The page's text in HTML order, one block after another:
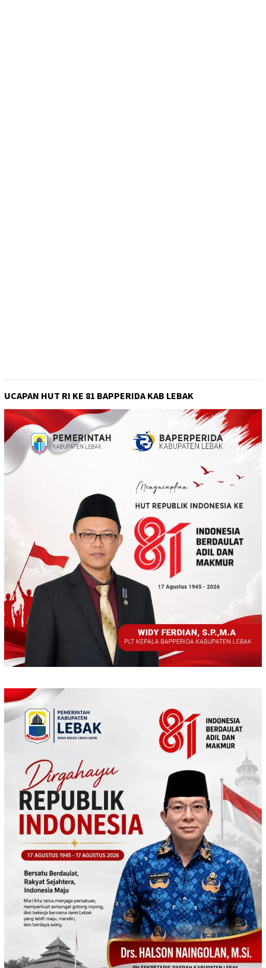
UCAPAN HUT RI KE 81 BAPPERIDA KAB LEBAK